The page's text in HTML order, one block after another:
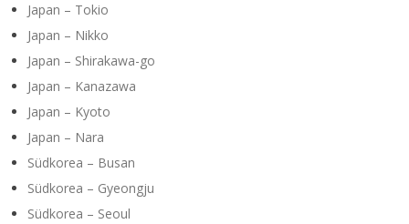
Japan – Tokio
Japan – Nikko
Japan – Shirakawa-go
Japan – Kanazawa
Japan – Kyoto
Japan – Nara
Südkorea – Busan
Südkorea – Gyeongju
Südkorea – Seoul